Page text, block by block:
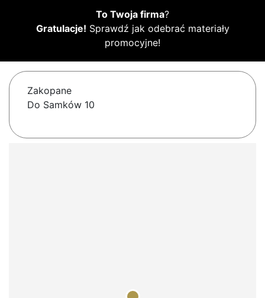
To Twoja firma?
Gratulacje! Sprawdź jak odebrać materiały
promocyjne!
Zakopane
Do Samków 10